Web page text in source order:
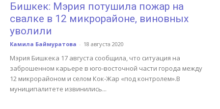
Бишкек: Мэрия потушила пожар на
свалке в 12 микрорайоне, виновных
уволили
Камила Баймуратова - 18 августа 2020
Мэрия Бишкека 17 августа сообщила, что ситуация на
заброшенном карьере в юго-восточной части города между
12 микрорайоном и селом Кок-Жар «под контролем».В
муниципалитете извинились...